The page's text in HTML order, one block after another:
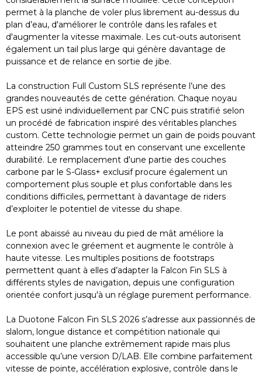
permet à la planche de voler plus librement au-dessus du
plan d’eau, d'améliorer le contrôle dans les rafales et
d'augmenter la vitesse maximale. Les cut-outs autorisent
également un tail plus large qui génère davantage de
puissance et de relance en sortie de jibe.
La construction Full Custom SLS représente l’une des
grandes nouveautés de cette génération. Chaque noyau
EPS est usiné individuellement par CNC puis stratifié selon
un procédé de fabrication inspiré des véritables planches
custom. Cette technologie permet un gain de poids pouvant
atteindre 250 grammes tout en conservant une excellente
durabilité. Le remplacement d'une partie des couches
carbone par le S-Glass+ exclusif procure également un
comportement plus souple et plus confortable dans les
conditions difficiles, permettant à davantage de riders
d’exploiter le potentiel de vitesse du shape.
Le pont abaissé au niveau du pied de mât améliore la
connexion avec le gréement et augmente le contrôle à
haute vitesse. Les multiples positions de footstraps
permettent quant à elles d’adapter la Falcon Fin SLS à
différents styles de navigation, depuis une configuration
orientée confort jusqu'à un réglage purement performance.
La Duotone Falcon Fin SLS 2026 s’adresse aux passionnés de
slalom, longue distance et compétition nationale qui
souhaitent une planche extrêmement rapide mais plus
accessible qu’une version D/LAB. Elle combine parfaitement
vitesse de pointe, accélération explosive, contrôle dans le